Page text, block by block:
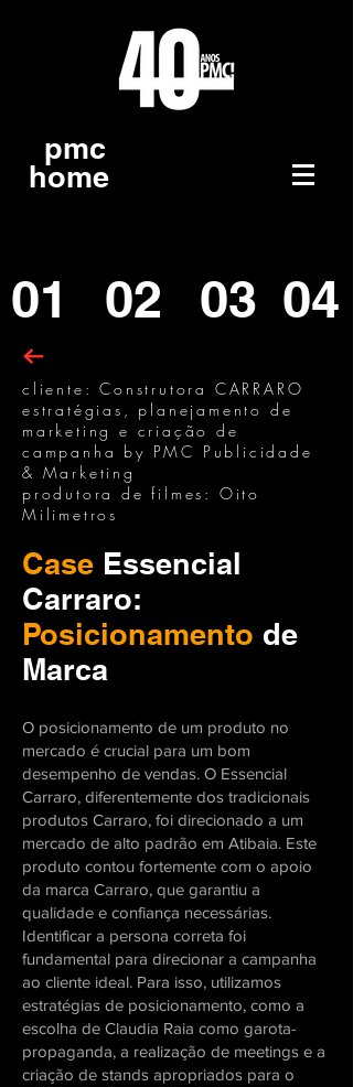
pmc
home
01 02 03 04
cliente: Construtora CARRARO
estratégias, planejamento de
marketing e criação de
campanha by PMC Publicidade
& Marketing
produtora de filmes: Oito
Milimetros
Case Essencial
Carraro:
Posicionamento de
Marca
O posicionamento de um produto no
mercado é crucial para um bom
desempenho de vendas. O Essencial
Carraro, diferentemente dos tradicionais
produtos Carraro, foi direcionado a um
mercado de alto padrão em Atibaia. Este
produto contou fortemente com o apoio
da marca Carraro, que garantiu a
qualidade e confiança necessárias.
Identificar a persona correta foi
fundamental para direcionar a campanha
ao cliente ideal. Para isso, utilizamos
estratégias de posicionamento, como a
escolha de Claudia Raia como garota-
propaganda, a realização de meetings e a
criação de stands apropriados para o